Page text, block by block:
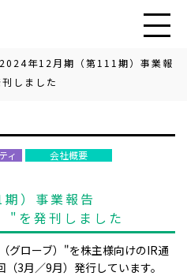
年12月期（第111期）事業報
しました
ィ
会社概要
）事業報告
"を発刊しました
グローブ）"を株主様向けのIR通
3月／9月）発行しています。